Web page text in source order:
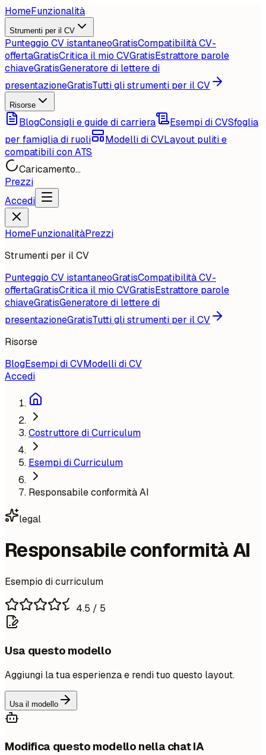
HomeFunzionalità
Strumenti per il CV
Punteggio CV istantaneoGratisCompatibilità CV-
offertaGratisCritica il mio CVGratisEstrattore parole
chiaveGratisGeneratore di lettere di
presentazioneGratisTutti gli strumenti per il CV
Risorse
BlogConsigli e guide di carriera Esempi di CVSfoglia
per famiglia di ruoli
Modelli di CVLayout puliti e
compatibili con ATS
Caricamento...
Prezzi
Accedi
HomeFunzionalitàPrezzi
Strumenti per il CV
Punteggio CV istantaneoGratisCompatibilità CV-
offertaGratisCritica il mio CVGratisEstrattore parole
chiaveGratisGeneratore di lettere di
presentazioneGratisTutti gli strumenti per il CV
Risorse
BlogEsempi di CVModelli di CV
Accedi
Costruttore di Curriculum
Esempi di Curriculum
Responsabile conformità AI
legal
Responsabile conformità AI
Esempio di curriculum
4.5 / 5
Usa questo modello
Aggiungi la tua esperienza e rendi tuo questo layout.
Usa il modello
Modifica questo modello nella chat IA